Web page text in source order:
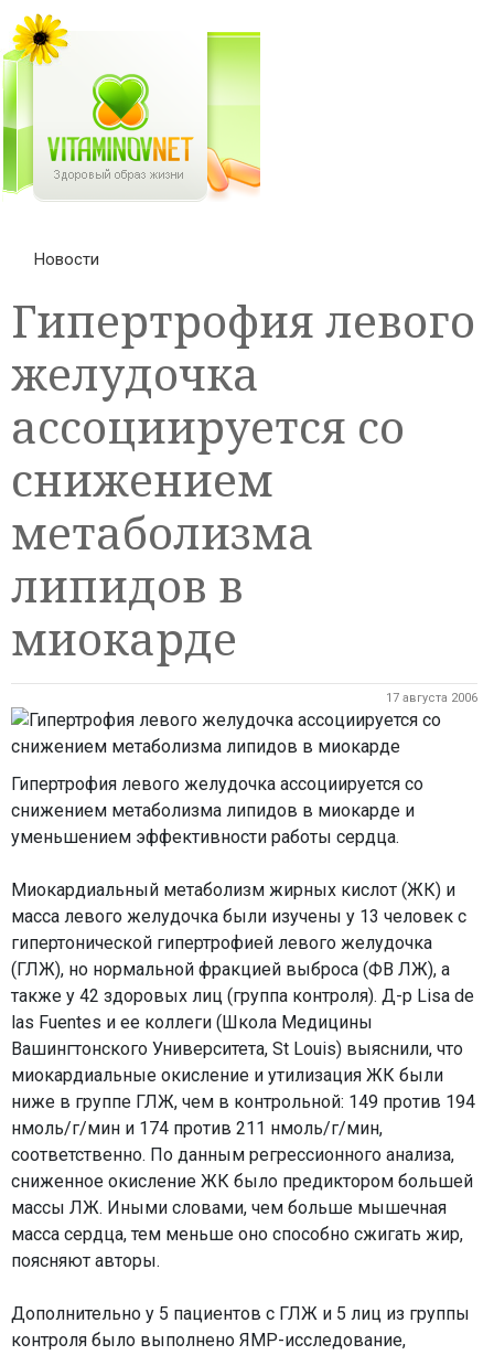
Новости
Гипертрофия левого
желудочка
ассоциируется со
снижением
метаболизма
липидов в
миокарде
17 августа 2006
Гипертрофия левого желудочка ассоциируется со
снижением метаболизма липидов в миокарде и
уменьшением эффективности работы сердца.
Миокардиальный метаболизм жирных кислот (ЖК) и
масса левого желудочка были изучены у 13 человек с
гипертонической гипертрофией левого желудочка
(ГЛЖ), но нормальной фракцией выброса (ФВ ЛЖ), а
также у 42 здоровых лиц (группа контроля). Д-р Lisa de
las Fuentes и ее коллеги (Школа Медицины
Вашингтонского Университета, St Louis) выяснили, что
миокардиальные окисление и утилизация ЖК были
ниже в группе ГЛЖ, чем в контрольной: 149 против 194
нмоль/г/мин и 174 против 211 нмоль/г/мин,
соответственно. По данным регрессионного анализа,
сниженное окисление ЖК было предиктором большей
массы ЛЖ. Иными словами, чем больше мышечная
масса сердца, тем меньше оно способно сжигать жир,
поясняют авторы.
Дополнительно у 5 пациентов с ГЛЖ и 5 лиц из группы
контроля было выполнено ЯМР-исследование,